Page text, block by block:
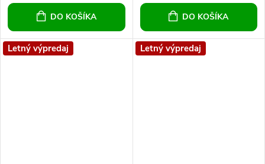
DO KOŠÍKA DO KOŠÍKA
Letný výpredaj Letný výpredaj